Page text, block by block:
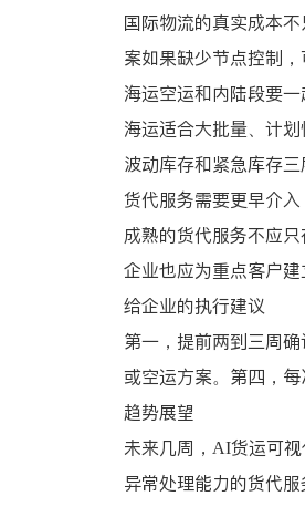
国际物流的真实成本
案如果缺少节点控制
海运空运和内陆段要
海运适合大批量、计
波动库存和紧急库存
货代服务需要更早介入
成熟的货代服务不应
企业也应为重点客户建
给企业的执行建议
第一，提前两到三周
或空运方案。第四，
趋势展望
未来几周，AI货运可
异常处理能力的货代